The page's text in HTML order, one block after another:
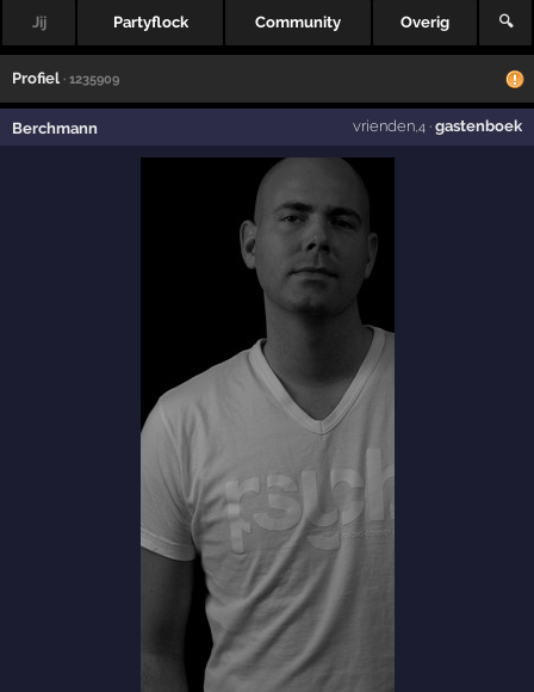
Jij Partyflock Community Overig 🔍
Profiel · 1235909
Berchmann vrienden,4· gastenboek